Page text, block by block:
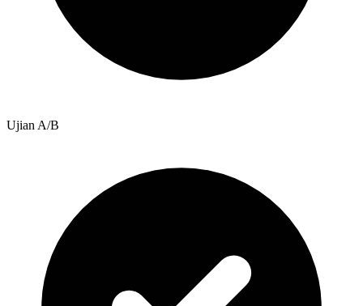
Ujian A/B